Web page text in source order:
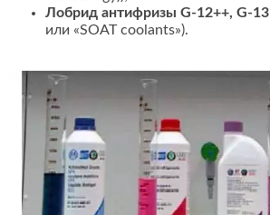
Лобрид антифризы G-12++, G-13
или «SOAT coolants»).